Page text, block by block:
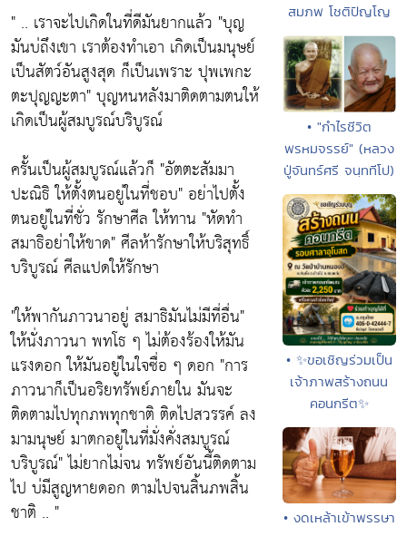
" .. เราจะไปเกิดในที่ดีมันยากแล้ว "บุญ
มันบ่ถึงเขา เราต้องทำเอา เกิดเป็นมนุษย์
เป็นสัตว์อันสูงสุด ก็เป็นเพราะ ปุพเพกะ
ตะปุญญะตา" บุญหนหลังมาติดตามตนให้
เกิดเป็นผู้สมบูรณ์บริบูรณ์
ครั้นเป็นผู้สมบูรณ์แล้วก็ "อัตตะสัมมา
ปะณิธิ ให้ตั้งตนอยู่ในที่ชอบ" อย่าไปตั้ง
ตนอยู่ในที่ชั่ว รักษาศีล ให้ทาน "หัดทำ
สมาธิอย่าให้ขาด" ศีลห้ารักษาให้บริสุทธิ์
บริบูรณ์ ศีลแปดให้รักษา
"ให้พากันภาวนาอยู่ สมาธิมันไม่มีที่อื่น"
ให้นั่งภาวนา พทโธ ๆ ไม่ต้องร้องให้มัน
แรงดอก ให้มันอยู่ในใจซื่อ ๆ ดอก "การ
ภาวนาก็เป็นอริยทรัพย์ภายใน มันจะ
ติดตามไปทุกภพทุกชาติ ติดไปสวรรค์ ลง
มามนุษย์ มาตกอยู่ในที่มั่งคั่งสมบูรณ์
บริบูรณ์" ไม่ยากไม่จน ทรัพย์อันนี้ติดตาม
ไป บ่มีสูญหายดอก ตามไปจนสิ้นภพสิ้น
ชาติ .. "
สมภพ โชติปัญโญ
• "กำไรชีวิต
พรหมจรรย์" (หลวง
ปู่จันทร์ศรี จนฺททีโป)
• ✨ขอเชิญร่วมเป็น
เจ้าภาพสร้างถนน
คอนกรีต✨
• งดเหล้าเข้าพรรษา